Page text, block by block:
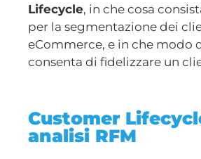
Lifecycle, in che cosa
per la segmentazione dei
eCommerce, e in che modo
consenta di fidelizzare un
Customer
analisi RFM